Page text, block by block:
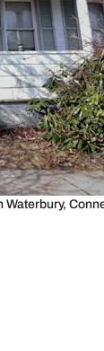
Waterbury,